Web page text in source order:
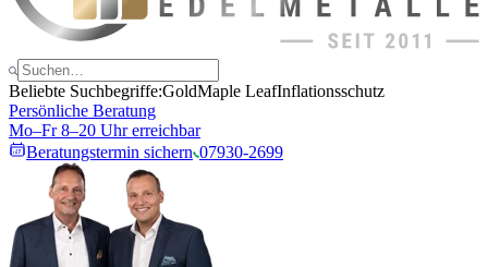
Beliebte Suchbegriffe:GoldMaple LeafInflationsschutz
Persönliche Beratung
Mo–Fr 8–20 Uhr erreichbar
Beratungstermin sichern 07930-2699